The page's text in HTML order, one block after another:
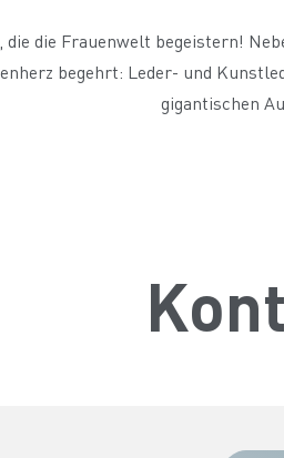
die die Frauenwelt begeistern!
begehrt: Leder- und
gigantischen